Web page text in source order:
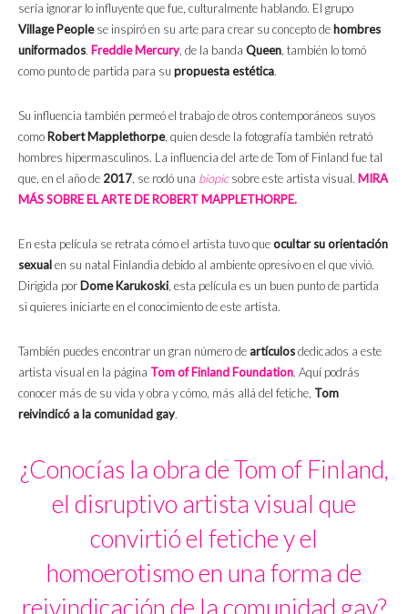
sería ignorar lo influyente que fue, culturalmente hablando. El grupo
Village Peoplese inspiró en su arte para crear su concepto de hombres
uniformados. Freddie Mercury , de la banda Queen , también lo tomó
como punto de partida para su propuesta estética.
Su influencia también permeó el trabajo de otros contemporáneos suyos
como Robert Mapplethorpe, quien desde la fotografía también retrató
hombres hipermasculinos. La influencia del arte de Tom of Finland fue tal
que, en el año de 2017 , se rodó una biopicsobre este artista visual. MIRA
MÁS SOBRE EL ARTE DE ROBERT MAPPLETHORPE.
En esta película se retrata cómo el artista tuvo queocultar su orientación
sexualen su natal Finlandia debido al ambiente opresivo en el que vivió.
Dirigida por Dome Karukoski , esta película es un buen punto de partida
si quieres iniciarte en el conocimiento de este artista.
También puedes encontrar un gran número de artículosdedicados a este
artista visual en la página Tom of Finland Foundation. Aquí podrás
conocer más de su vida y obra y cómo, más allá del fetiche, Tom
reivindicó a la comunidad gay.
¿Conocías la obra de Tom of Finland,
el disruptivo artista visual que
convirtió el fetiche y el
homoerotismo en una forma de
reivindicación de la comunidad gay?